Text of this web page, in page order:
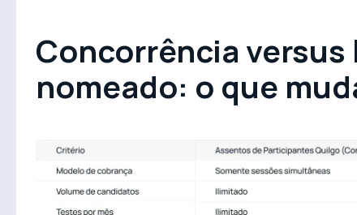
Concorrência
nomeado: o que